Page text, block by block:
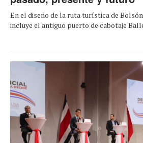
En el diseño de la ruta turística de
incluye el antiguo puerto de cabotaje